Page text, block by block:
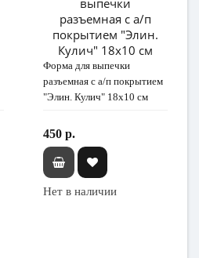
Форма для выпечки
разъемная с а/п покрытием
"Элин. Кулич" 18х10 см
450 р.
Нет в наличии